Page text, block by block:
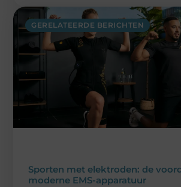
GERELATEERDE BERICHTEN
Sporten met elektroden: de
moderne EMS-apparatuur